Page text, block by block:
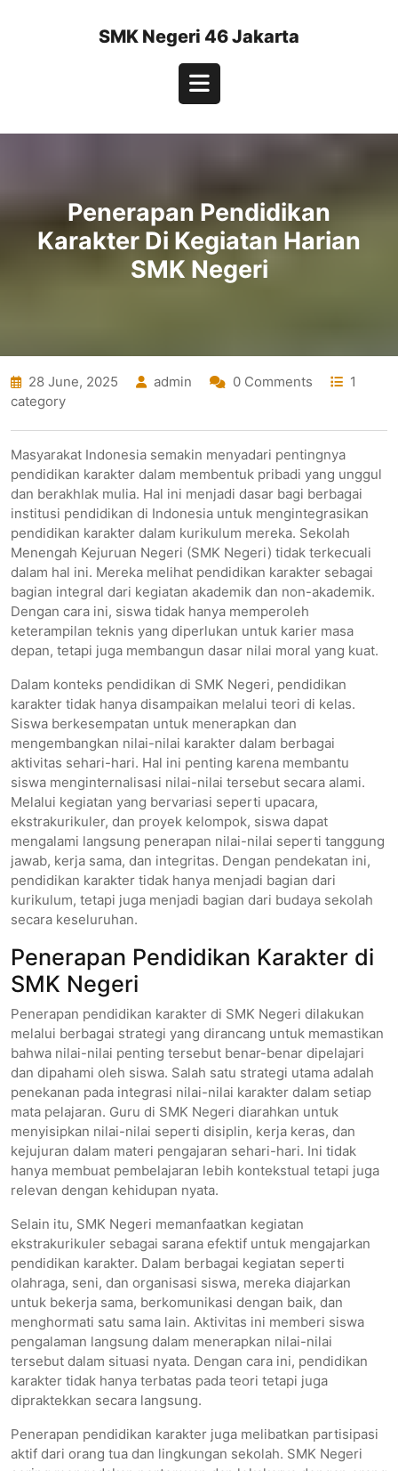
SMK Negeri 46 Jakarta
Open
Penerapan Pendidikan
Karakter Di Kegiatan Harian
SMK Negeri
28 June, 2025 admin 0 Comments
1
category
Masyarakat Indonesia semakin menyadari pentingnya
pendidikan karakter dalam membentuk pribadi yang unggul
dan berakhlak mulia. Hal ini menjadi dasar bagi berbagai
institusi pendidikan di Indonesia untuk mengintegrasikan
pendidikan karakter dalam kurikulum mereka. Sekolah
Menengah Kejuruan Negeri (SMK Negeri) tidak terkecuali
dalam hal ini. Mereka melihat pendidikan karakter sebagai
bagian integral dari kegiatan akademik dan non-akademik.
Dengan cara ini, siswa tidak hanya memperoleh
keterampilan teknis yang diperlukan untuk karier masa
depan, tetapi juga membangun dasar nilai moral yang kuat.
Dalam konteks pendidikan di SMK Negeri, pendidikan
karakter tidak hanya disampaikan melalui teori di kelas.
Siswa berkesempatan untuk menerapkan dan
mengembangkan nilai-nilai karakter dalam berbagai
aktivitas sehari-hari. Hal ini penting karena membantu
siswa menginternalisasi nilai-nilai tersebut secara alami.
Melalui kegiatan yang bervariasi seperti upacara,
ekstrakurikuler, dan proyek kelompok, siswa dapat
mengalami langsung penerapan nilai-nilai seperti tanggung
jawab, kerja sama, dan integritas. Dengan pendekatan ini,
pendidikan karakter tidak hanya menjadi bagian dari
kurikulum, tetapi juga menjadi bagian dari budaya sekolah
secara keseluruhan.
Penerapan Pendidikan Karakter di
SMK Negeri
Penerapan pendidikan karakter di SMK Negeri dilakukan
melalui berbagai strategi yang dirancang untuk memastikan
bahwa nilai-nilai penting tersebut benar-benar dipelajari
dan dipahami oleh siswa. Salah satu strategi utama adalah
penekanan pada integrasi nilai-nilai karakter dalam setiap
mata pelajaran. Guru di SMK Negeri diarahkan untuk
menyisipkan nilai-nilai seperti disiplin, kerja keras, dan
kejujuran dalam materi pengajaran sehari-hari. Ini tidak
hanya membuat pembelajaran lebih kontekstual tetapi juga
relevan dengan kehidupan nyata.
Selain itu, SMK Negeri memanfaatkan kegiatan
ekstrakurikuler sebagai sarana efektif untuk mengajarkan
pendidikan karakter. Dalam berbagai kegiatan seperti
olahraga, seni, dan organisasi siswa, mereka diajarkan
untuk bekerja sama, berkomunikasi dengan baik, dan
menghormati satu sama lain. Aktivitas ini memberi siswa
pengalaman langsung dalam menerapkan nilai-nilai
tersebut dalam situasi nyata. Dengan cara ini, pendidikan
karakter tidak hanya terbatas pada teori tetapi juga
dipraktekkan secara langsung.
Penerapan pendidikan karakter juga melibatkan partisipasi
aktif dari orang tua dan lingkungan sekolah. SMK Negeri